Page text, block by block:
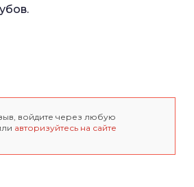
войдите через любую
авторизуйтесь на сайте